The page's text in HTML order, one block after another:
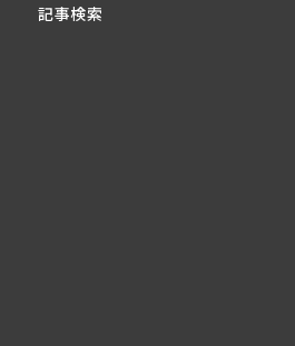
記事検索